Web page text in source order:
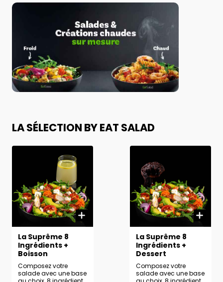
LA SÉLECTION BY EAT SALAD
La Suprême 8
Ingrédients +
Boisson
Composez votre
salade avec une base
La Suprême 8
Ingrédients +
Dessert
Composez votre
salade avec une base